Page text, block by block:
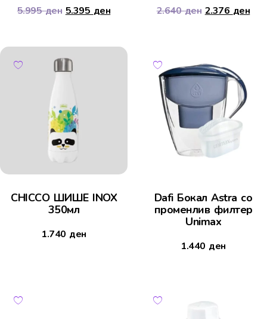
5.995ден 5.395 ден 2.640ден 2.376 ден
CHICCO ШИШЕ INOX
350мл
1.740 ден
Dafi Бокал Astra со
променлив филтер
Unimax
1.440 ден